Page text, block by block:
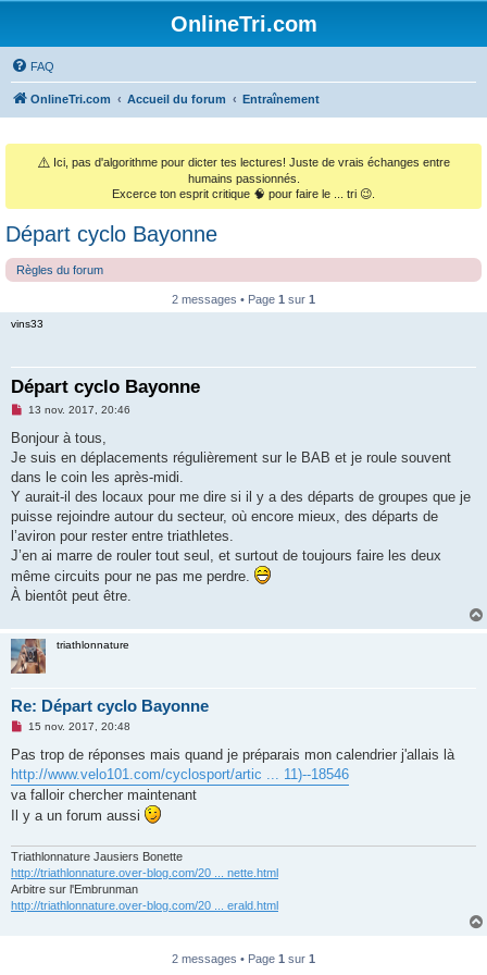
OnlineTri.com
FAQ
OnlineTri.com Accueil du forum Entraînement
⚠️ Ici, pas d'algorithme pour dicter tes lectures! Juste de vrais échanges entre
humains passionnés.
Excerce ton esprit critique 🧠 pour faire le ... tri 😉.
Départ cyclo Bayonne
Règles du forum
2 messages • Page 1 sur 1
vins33
Départ cyclo Bayonne
M
s
a
g
n
o
l
u
13 nov. 2017, 20:46
Bonjour à tous,
Je suis en déplacements régulièrement sur le BAB et je roule souvent
dans le coin les après-midi.
Y aurait-il des locaux pour me dire si il y a des départs de groupes que je
puisse rejoindre autour du secteur, où encore mieux, des départs de
l’aviron pour rester entre triathletes.
J’en ai marre de rouler tout seul, et surtout de toujours faire les deux
même circuits pour ne pas me perdre.
À bientôt peut être.
triathlonnature
Re: Départ cyclo Bayonne
M
s
a
g
e
n
l
u
15 nov. 2017, 20:48
Pas trop de réponses mais quand je préparais mon calendrier j'allais là
http://www.velo101.com/cyclosport/artic ... 11)--18546
va falloir chercher maintenant
Il y a un forum aussi
Triathlonnature Jausiers Bonette
http://triathlonnature.over-blog.com/20 ... nette.html
Arbitre sur l'Embrunman
http://triathlonnature.over-blog.com/20 ... erald.html
2 messages • Page 1 sur 1